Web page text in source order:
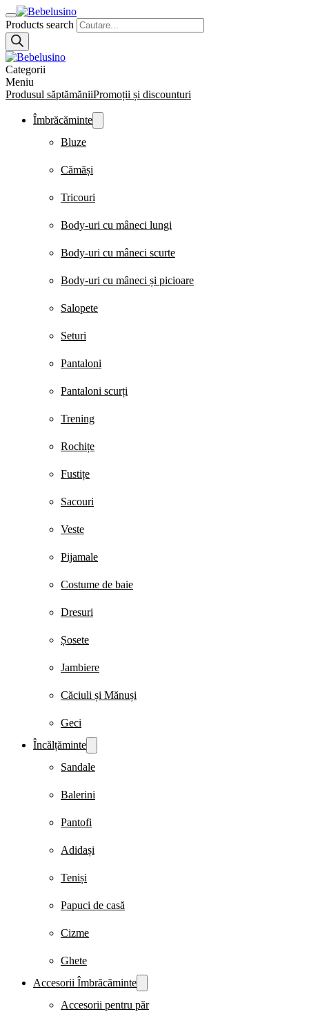
Products search
Categorii
Meniu
Produsul săptămăniiPromoții și discounturi
Îmbrăcăminte
Bluze
Cămăși
Tricouri
Body-uri cu mâneci lungi
Body-uri cu mâneci scurte
Body-uri cu mâneci și picioare
Salopete
Seturi
Pantaloni
Pantaloni scurți
Trening
Rochițe
Fustițe
Sacouri
Veste
Pijamale
Costume de baie
Dresuri
Șosete
Jambiere
Căciuli și Mănuși
Geci
Încălțăminte
Sandale
Balerini
Pantofi
Adidași
Teniși
Papuci de casă
Cizme
Ghete
Accesorii Îmbrăcăminte
Accesorii pentru păr